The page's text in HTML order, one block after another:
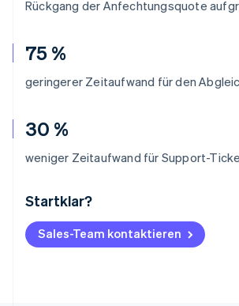
Rückgang der Anfechtungsquote
75 %
geringerer Zeitaufwand für den
30 %
weniger Zeitaufwand für Support-
Startklar?
Sales-Team kontaktieren
Australien
Belgien
NederlandsFrançaisDeutschEnglish